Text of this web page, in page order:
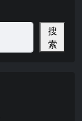
搜
索